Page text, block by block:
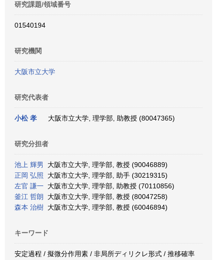
研究課題/領域番号
01540194
研究機関
大阪市立大学
研究代表者
小松 孝 大阪市立大学, 理学部, 助教授 (80047365)
研究分担者
池上 輝男
大阪市立大学, 理学部, 教授 (90046889)
正岡 弘照 大阪市立大学, 理学部, 助手 (30219315)
左官 謙一 大阪市立大学, 理学部, 助教授 (70110856)
釜江 哲朗 大阪市立大学, 理学部, 教授 (80047258)
森本 治樹 大阪市立大学, 理学部, 教授 (60046894)
キーワード
安定過程 / 擬微分作用素 / 非局所ディリクレ形式 / 推移確率